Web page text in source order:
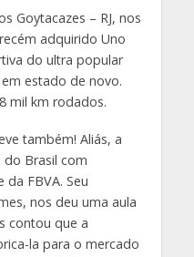
Goytacazes – RJ, nos
adquirido Uno
do ultra popular
estado de novo.
mil km rodados.
também! Aliás, a
Brasil com
FBVA. Seu
nos deu uma aula
contou que a
la para o mercado